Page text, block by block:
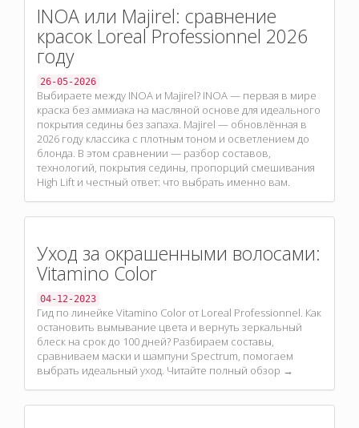
INOA или Majirel: сравнение
красок Loreal Professionnel 2026
году
26-05-2026
Выбираете между INOA и Majirel? INOA — первая в мире
краска без аммиака на масляной основе для идеального
покрытия седины без запаха. Majirel — обновлённая в
2026 году классика с плотным тоном и осветлением до
блонда. В этом сравнении — разбор составов,
технологий, покрытия седины, пропорций смешивания
High Lift и честный ответ: что выбрать именно вам.
Уход за окрашенными волосами:
Vitamino Color
04-12-2023
Гид по линейке Vitamino Color от Loreal Professionnel. Как
остановить вымывание цвета и вернуть зеркальный
блеск на срок до 100 дней? Разбираем составы,
сравниваем маски и шампуни Spectrum, помогаем
выбрать идеальный уход. Читайте полный обзор →